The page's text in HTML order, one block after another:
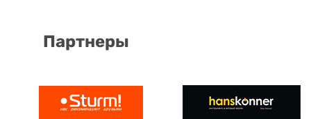
Партнеры